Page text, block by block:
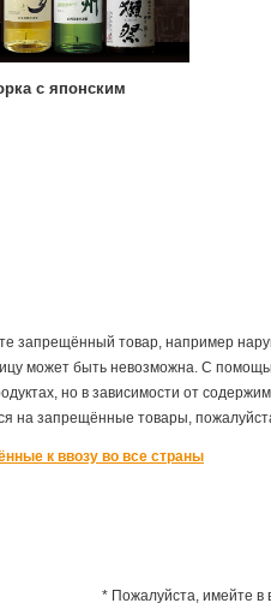
с японским
запрещённый товар, например
может быть невозможна. С
но в зависимости от
на запрещённые товары,
к ввозу во все страны
* Пожалуйста, имейте в